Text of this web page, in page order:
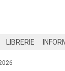
LIBRERIE